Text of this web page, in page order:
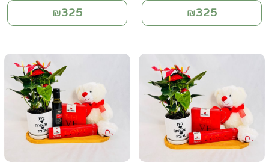
₪325
₪325